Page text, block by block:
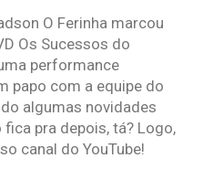
O Ferinha marcou
Os Sucessos do
performance
papo com a equipe do
algumas novidades
pra depois, tá? Logo,
canal do YouTube!